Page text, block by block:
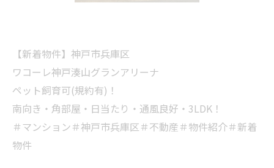
【新着物件】神戸市兵庫区
ワコーレ神戸湊山グランアリーナ
ペット飼育可(規約有)！
南向き・角部屋・日当たり・通風良好・3LDK！
＃マンション＃神戸市兵庫区＃不動産＃物件紹介＃新着
物件